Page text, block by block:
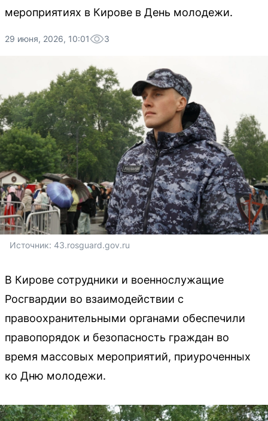
мероприятиях в Кирове в День молодежи.
29 июня, 2026, 10:01 3
Источник: 43.rosguard.gov.ru
В Кирове сотрудники и военнослужащие
Росгвардии во взаимодействии с
правоохранительными органами обеспечили
правопорядок и безопасность граждан во
время массовых мероприятий, приуроченных
ко Дню молодежи.